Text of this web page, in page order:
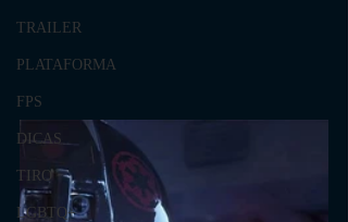
TRAILER
PLATAFORMA
FPS
DICAS
TIRO
LGBTQ+